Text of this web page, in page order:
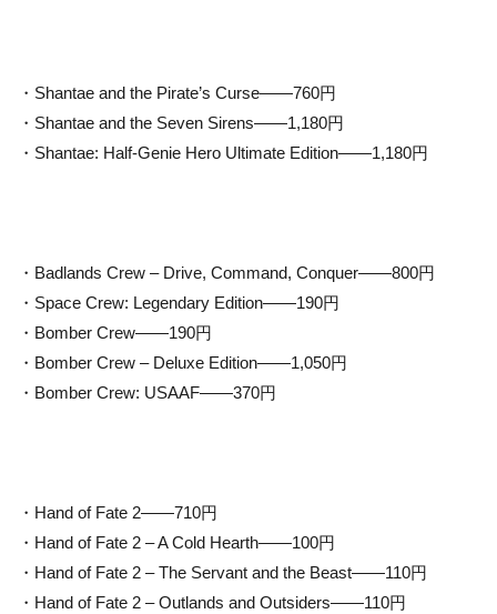
・Shantae and the Pirate’s Curse——760円
・Shantae and the Seven Sirens——1,180円
・Shantae: Half-Genie Hero Ultimate Edition——1,180円
・Badlands Crew – Drive, Command, Conquer——800円
・Space Crew: Legendary Edition——190円
・Bomber Crew——190円
・Bomber Crew – Deluxe Edition——1,050円
・Bomber Crew: USAAF——370円
・Hand of Fate 2——710円
・Hand of Fate 2 – A Cold Hearth——100円
・Hand of Fate 2 – The Servant and the Beast——110円
・Hand of Fate 2 – Outlands and Outsiders——110円